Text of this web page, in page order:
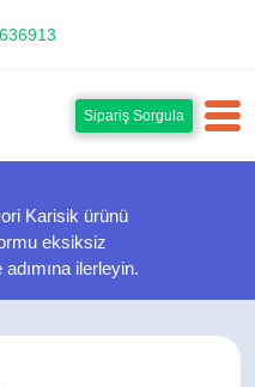
Sipariş Sorgula
Karisik ürünü
eksiksiz
ilerleyin.